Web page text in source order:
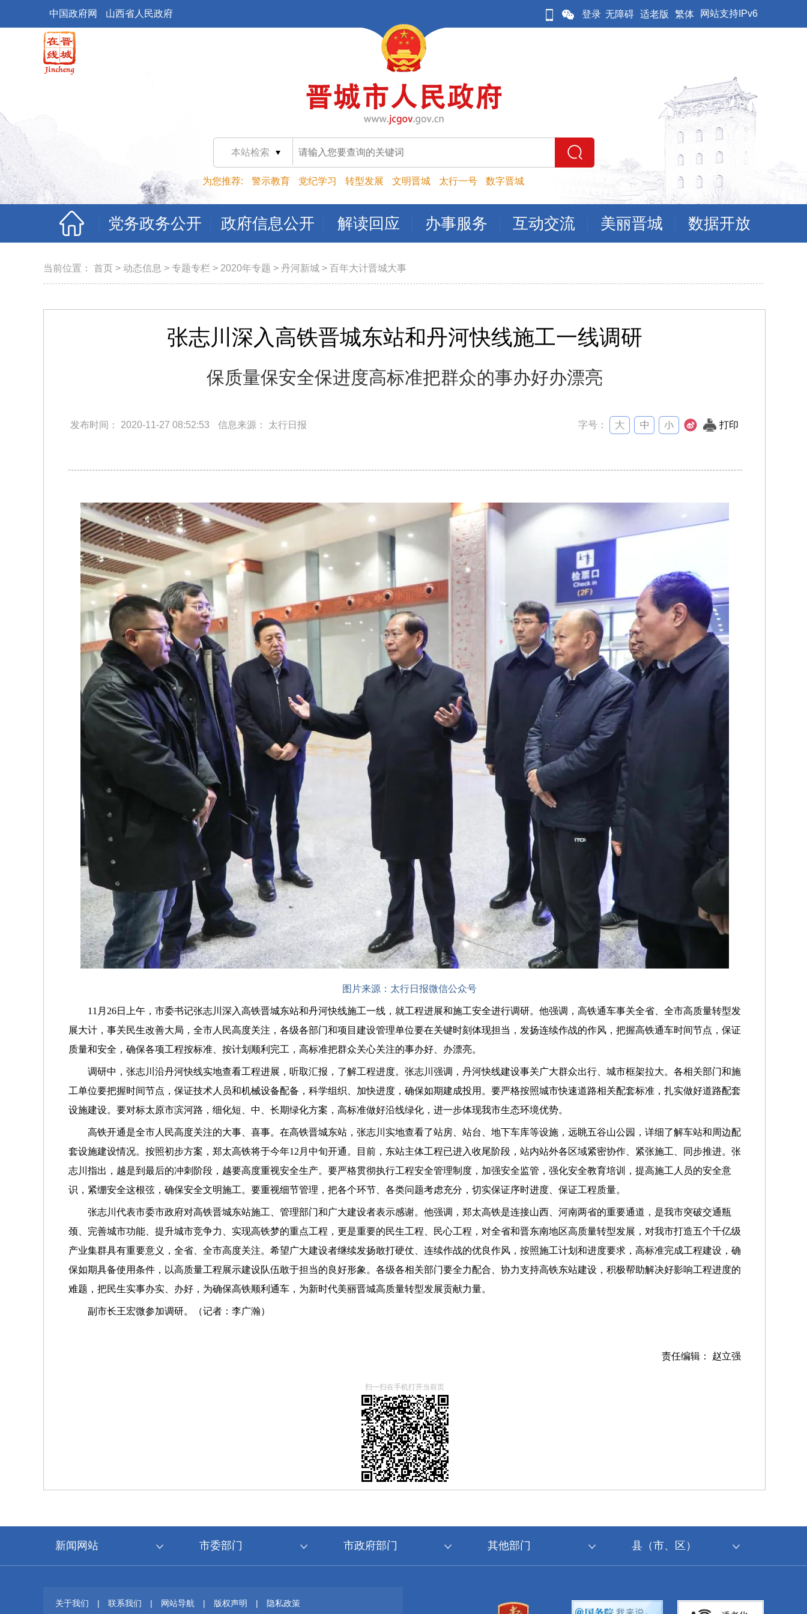
中国政府网 山西省人民政府 登录 无障碍 适老版 繁体 网站支持IPv6
本站检索
为您推荐: 警示教育 党纪学习 转型发展 文明晋城 太行一号 数字晋城
党务政务公开 政府信息公开 解读回应 办事服务 互动交流 美丽晋城 数据开放
当前位置： 首页 > 动态信息 > 专题专栏 > 2020年专题 > 丹河新城 > 百年大计晋城大事
张志川深入高铁晋城东站和丹河快线施工一线调研
保质量保安全保进度高标准把群众的事办好办漂亮
发布时间： 2020-11-27 08:52:53 信息来源： 太行日报 字号： 打印
图片来源：太行日报微信公众号
11月26日上午，市委书记张志川深入高铁晋城东站和丹河快线施工一线，就工程进展和施工安全进行调研。他强调，高铁通车事关全省、全市高质量转型发
展大计，事关民生改善大局，全市人民高度关注，各级各部门和项目建设管理单位要在关键时刻体现担当，发扬连续作战的作风，把握高铁通车时间节点，保证
质量和安全，确保各项工程按标准、按计划顺利完工，高标准把群众关心关注的事办好、办漂亮。
调研中，张志川沿丹河快线实地查看工程进展，听取汇报，了解工程进度。张志川强调，丹河快线建设事关广大群众出行、城市框架拉大。各相关部门和施
工单位要把握时间节点，保证技术人员和机械设备配备，科学组织、加快进度，确保如期建成投用。要严格按照城市快速道路相关配套标准，扎实做好道路配套
设施建设。要对标太原市滨河路，细化短、中、长期绿化方案，高标准做好沿线绿化，进一步体现我市生态环境优势。
高铁开通是全市人民高度关注的大事、喜事。在高铁晋城东站，张志川实地查看了站房、站台 地下车库等设施，远眺五谷山公园，详细了解车站和周边配
套设施建设情况。按照初步方案，郑太高铁将于今年12月中旬开通。目前，东站主体工程已进入收尾阶段，站内站外各区域紧密协作、紧张施工、同步推进。张
志川指出，越是到最后的冲刺阶段，越要高度重视安全生产。要严格贯彻执行工程安全管理制度，加强安全监管，强化安全教育培训，提高施工人员的安全意
识，紧绷安全这根弦，确保安全文明施工。要重视细节管理，把各个环节、各类问题考虑充分，切实保证序时进度、 保证工程质量。
张志川代表市委市政府对高铁晋城东站施工、管理部门和广大建设者表示感谢。他强调，郑太高铁是连接山西、河南两省的重要通道，是我市突破交通瓶
颈、完善城市功能、提升城市竞争力、实现高铁梦的重点工程，更是重要的民生工程、民心工程，对全省和晋东南地区高质量转型发展，对我市打造五个千亿级
产业集群具有重要意义，全省、全市高度关注。希望广大建设者继续发扬敢打硬仗、连续作战的优良作风，按照施工计划和进度要求，高标准完成工程建设，确
保如期具备使用条件，以高质量工程展示建设队伍敢于担当的良好形象。各级各相关部门要全力配合、协力支持高铁东站建设，积极帮助解决好影响工程进度的
难题，把民生实事办实、办好， 为确保高铁顺利通车， 为新时代美丽晋城高质量转型发展贡献力量。
副市长王宏微参加调研。 （记者 ： 李广瀚）
责任编辑： 赵立强
扫一扫在手机打开当前页
新闻网站 市委部门 市政府部门 其他部门 县（市、区）
关于我们 | 联系我们 | 网站导航 | 版权声明 | 隐私政策